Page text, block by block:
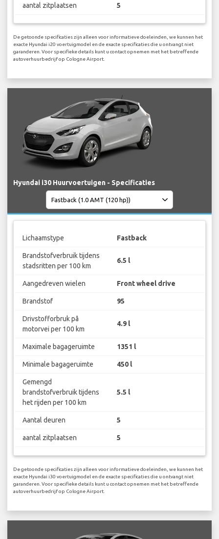
aantal zitplaatsen 5
De getoonde specificaties zijn alleen voor informatieve doeleinden, we kunnen het
exacte Hyundai i20 voertuigmodel en de exacte specificaties die u ontvangt niet
garanderen. Voor specifieke details kunt u contact opnemen met het betreffende
autoverhuurbedrijf op Cologne Airport.
Hyundai i30 Huurvoertuigen - Specificaties
Lichaamstype Fastback
Brandstofverbruik tijdens
stadsritten per 100 km
6.5 l
Aangedreven wielen Front wheel drive
Brandstof 95
Drivstofforbruk på
motorvei per 100 km
4.9 l
Maximale bagageruimte 1351 l
Minimale bagageruimte 450 l
Gemengd
brandstofverbruik tijdens
het rijden per 100 km
5.5 l
Aantal deuren 5
aantal zitplaatsen 5
De getoonde specificaties zijn alleen voor informatieve doeleinden, we kunnen het
exacte Hyundai i30 voertuigmodel en de exacte specificaties die u ontvangt niet
garanderen. Voor specifieke details kunt u contact opnemen met het betreffende
autoverhuurbedrijf op Cologne Airport.